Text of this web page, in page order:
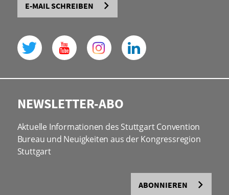
E-MAIL SCHREIBEN
NEWSLETTER-ABO
Aktuelle Informationen des Stuttgart Convention
Bureau und Neuigkeiten aus der Kongressregion
Stuttgart
ABONNIEREN